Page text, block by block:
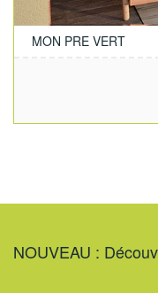
MON PRE VERT
NOUVEAU :